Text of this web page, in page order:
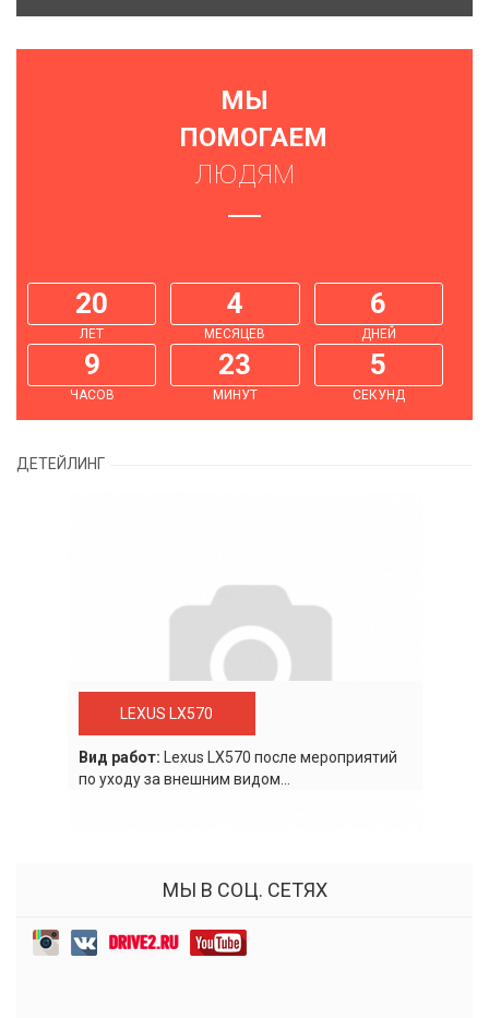
МЫ
ПОМОГАЕМ
ЛЮДЯМ
20
ЛЕТ
4
МЕСЯЦЕВ
6
ДНЕЙ
9
ЧАСОВ
23
МИНУТ
6
СЕКУНД
ДЕТЕЙЛИНГ
LEXUS LX570
Вид работ: Lexus LХ570 после мероприятий
по уходу за внешним видом...
МЫ В СОЦ. СЕТЯХ